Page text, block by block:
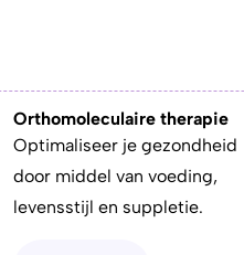
Orthomoleculaire therapie
Optimaliseer je gezondheid
door middel van voeding,
levensstijl en suppletie.